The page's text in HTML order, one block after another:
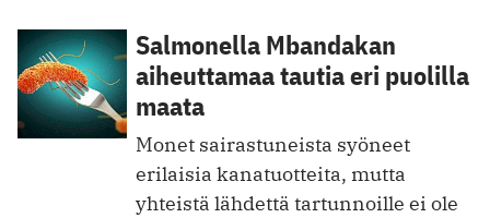
Salmonella Mbandakan
aiheuttamaa tautia eri puolilla
maata
Monet sairastuneista syöneet
erilaisia kanatuotteita, mutta
yhteistä lähdettä tartunnoille ei ole